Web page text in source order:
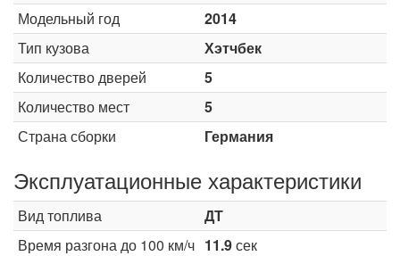
Модельный год
2014
Тип кузова
Хэтчбек
Количество дверей
5
Количество мест
5
Страна сборки
Германия
Эксплуатационные характеристики
Вид топлива
ДТ
Время разгона до 100 км/ч 11.9сек